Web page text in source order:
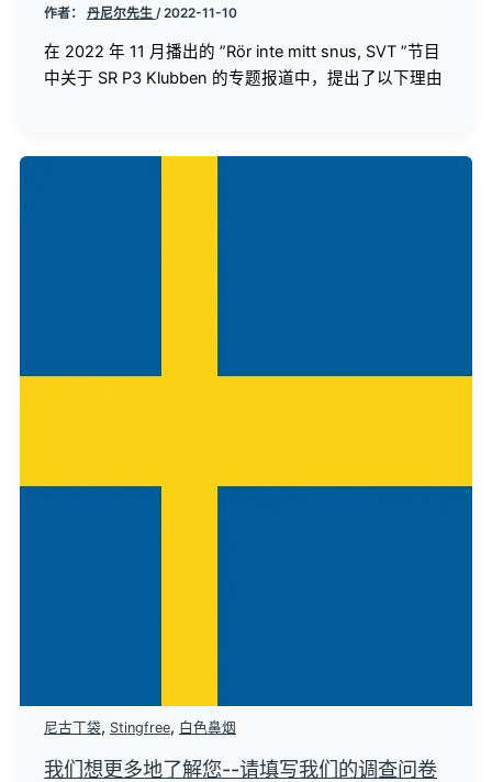
作者： 丹尼尔先生 /2022-11-10
在 2022 年 11 月播出的 ”Rör inte mitt snus, SVT ”节目
中关于 SR P3 Klubben 的专题报道中，提出了以下理由
尼古丁袋, Stingfree, 白色鼻烟
我们想更多地了解您--请填写我们的调查问卷